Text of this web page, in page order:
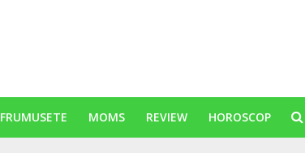
FRUMUSETE MOMS REVIEW HOROSCOP